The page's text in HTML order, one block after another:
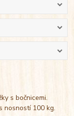
s bočnicemi.
nosností 100 kg.